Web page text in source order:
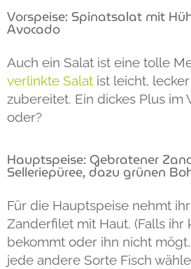
Vorspeise: Spinatsalat mit
Avocado
Auch ein Salat ist eine tolle
verlinkte Salat ist leicht,
zubereitet. Ein dickes Plus im
oder?
Hauptspeise: Gebratener
Selleriepüree, dazu grünen
Für die Hauptspeise nehmt
Zanderfilet mit Haut. (Falls ihr
bekommt oder ihn nicht
jede andere Sorte Fisch